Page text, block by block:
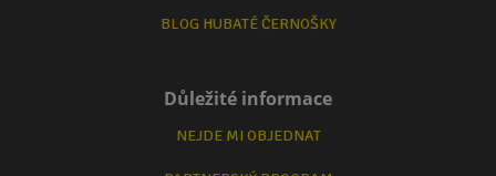
BLOG HUBATÉ ČERNOŠKY
Důležité informace
NEJDE MI OBJEDNAT